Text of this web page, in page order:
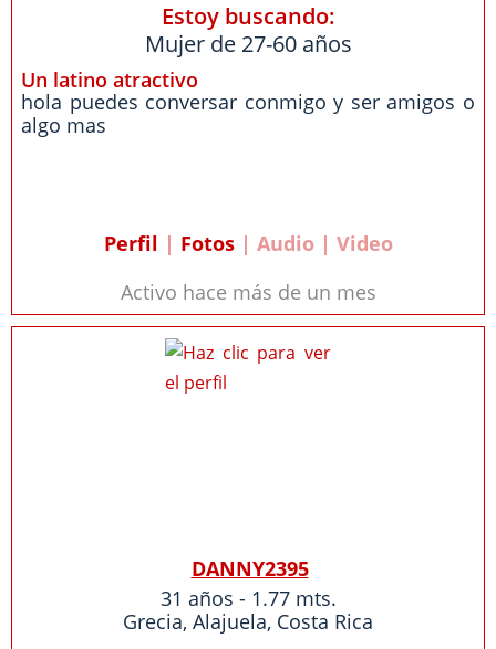
Estoy buscando:
Mujer de 27-60 años
Un latino atractivo
hola puedes conversar conmigo y ser amigos o
algo mas
Perfil | Fotos| Audio | Video
Activo hace más de un mes
DANNY2395
31 años - 1.77 mts.
Grecia, Alajuela, Costa Rica